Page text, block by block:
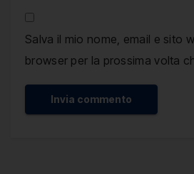
Salva il mio nome, email e sito
browser per la prossima volta